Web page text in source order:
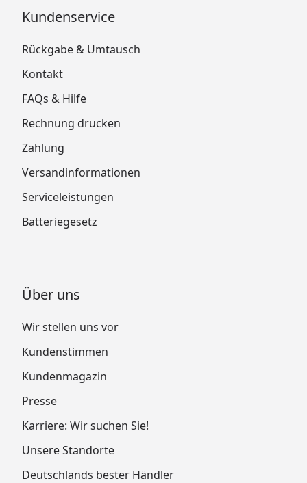
Kundenservice
Rückgabe & Umtausch
Kontakt
FAQs & Hilfe
Rechnung drucken
Zahlung
Versandinformationen
Serviceleistungen
Batteriegesetz
Über uns
Wir stellen uns vor
Kundenstimmen
Kundenmagazin
Presse
Karriere: Wir suchen Sie!
Unsere Standorte
Deutschlands bester Händler